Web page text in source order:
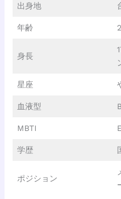
出身地
年齢
身長
星座
血液型
MBTI
学歴
ポジション